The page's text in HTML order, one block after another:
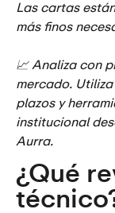
Las cartas
más finos
📈 Analiza con
mercado.
plazos y
institucional
Aurra.
¿Qué